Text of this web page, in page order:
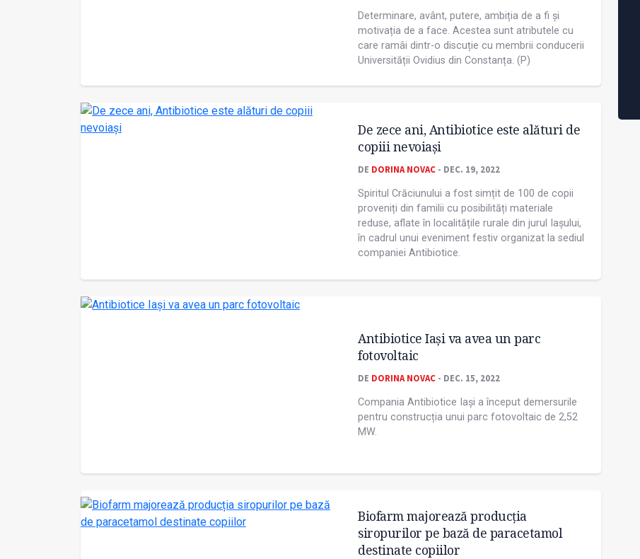
Determinare, avânt, putere, ambiția de a fi și
motivația de a face. Acestea sunt atributele cu
care ramâi dintr-o discuție cu membrii conducerii
Universității Ovidius din Constanța. (P)
De zece ani, Antibiotice este alături de
copiii nevoiași
DE DORINA NOVAC - DEC. 19, 2022
Spiritul Crăciunului a fost simțit de 100 de copii
proveniți din familii cu posibilități materiale
reduse, aflate în localitățile rurale din jurul Iașului,
în cadrul unui eveniment festiv organizat la sediul
companiei Antibiotice.
Antibiotice Iași va avea un parc
fotovoltaic
DE DORINA NOVAC - DEC. 15, 2022
Compania Antibiotice Iași a început demersurile
pentru construcția unui parc fotovoltaic de 2,52
MW.
Biofarm majorează producția
siropurilor pe bază de paracetamol
destinate copiilor